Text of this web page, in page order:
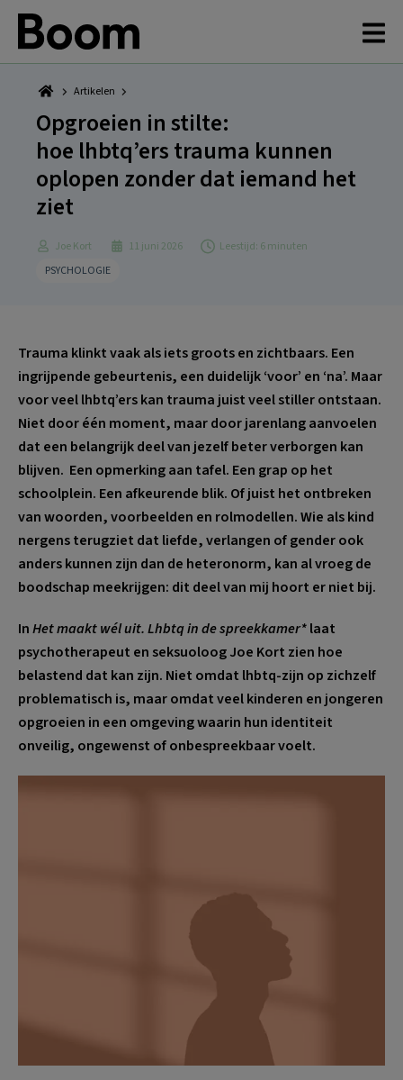
Spring
naar
hoofdnavigatie
Door
naar
hoofd
Spring
naar
eerste
sidebar
Spring
naar
voettekst
Artikelen
Opgroeien in stilte:
hoe lhbtq’ers trauma kunnen
oplopen zonder dat iemand het
ziet
Joe Kort 11 juni 2026
Leestijd: 6 minuten
PSYCHOLOGIE
Trauma klinkt vaak als iets groots en zichtbaars. Een
ingrijpende gebeurtenis, een duidelijk ‘voor’ en ‘na’. Maar
voor veel lhbtq’ers kan trauma juist veel stiller ontstaan.
Niet door één moment, maar door jarenlang aanvoelen
dat een belangrijk deel van jezelf beter verborgen kan
blijven. Een opmerking aan tafel. Een grap op het
schoolplein. Een afkeurende blik. Of juist het ontbreken
van woorden, voorbeelden en rolmodellen. Wie als kind
nergens terugziet dat liefde, verlangen of gender ook
anders kunnen zijn dan de heteronorm, kan al vroeg de
boodschap meekrijgen: dit deel van mij hoort er niet bij.
InHet maakt wél uit. Lhbtq in de spreekkamer*laat
psychotherapeut en seksuoloog Joe Kort zien hoe
belastend dat kan zijn. Niet omdat lhbtq-zijn op zichzelf
problematisch is, maar omdat veel kinderen en jongeren
opgroeien in een omgeving waarin hun identiteit
onveilig, ongewenst of onbespreekbaar voelt.